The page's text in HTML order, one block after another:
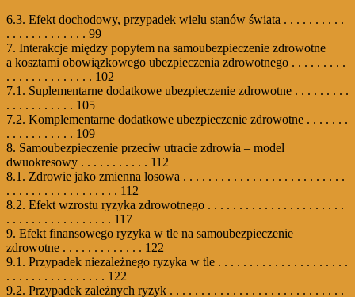
6.3. Efekt dochodowy, przypadek wielu stanów świata . . . . . . . . . .
. . . . . . . . . . . . . 99
7. Interakcje między popytem na samoubezpieczenie zdrowotne
a kosztami obowiązkowego ubezpieczenia zdrowotnego . . . . . . . . .
. . . . . . . . . . . . . . 102
7.1. Suplementarne dodatkowe ubezpieczenie zdrowotne . . . . . . . . .
. . . . . . . . . . . 105
7.2. Komplementarne dodatkowe ubezpieczenie zdrowotne . . . . . . .
. . . . . . . . . . . 109
8. Samoubezpieczenie przeciw utracie zdrowia – model
dwuokresowy . . . . . . . . . . . 112
8.1. Zdrowie jako zmienna losowa . . . . . . . . . . . . . . . . . . . . . . . . . .
. . . . . . . . . . . . . . . . . . 112
8.2. Efekt wzrostu ryzyka zdrowotnego . . . . . . . . . . . . . . . . . . . . . .
. . . . . . . . . . . . . . . . . 117
9. Efekt finansowego ryzyka w tle na samoubezpieczenie
zdrowotne . . . . . . . . . . . . . 122
9.1. Przypadek niezależnego ryzyka w tle . . . . . . . . . . . . . . . . . . . . .
. . . . . . . . . . . . . . . . 122
9.2. Przypadek zależnych ryzyk . . . . . . . . . . . . . . . . . . . . . . . . . . . .